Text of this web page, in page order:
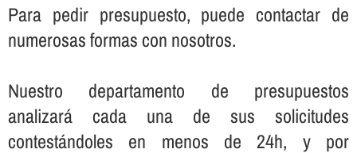
Para pedir presupuesto, puede contactar de
numerosas formas con nosotros.
Nuestro departamento de presupuestos
analizará cada una de sus solicitudes
contestándoles en menos de 24h, y por